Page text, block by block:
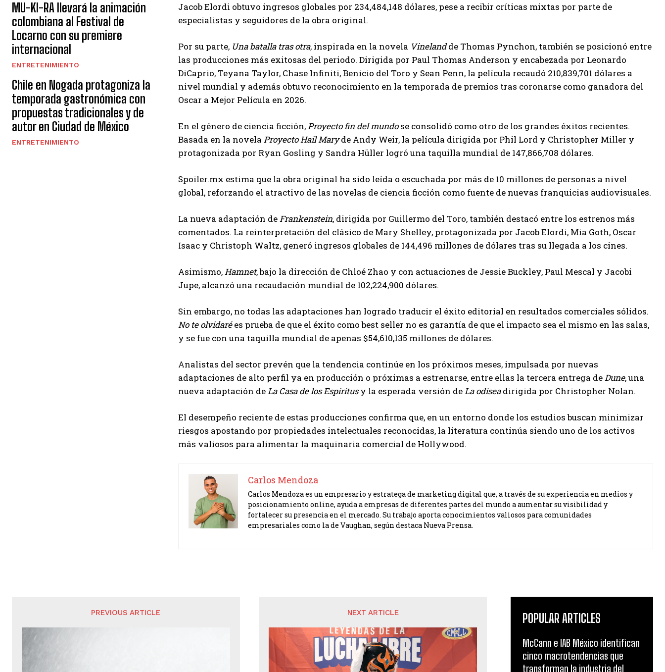
MU-KI-RA llevará la animación
colombiana al Festival de
Locarno con su premiere
internacional
ENTRETENIMIENTO
Chile en Nogada protagoniza la
temporada gastronómica con
propuestas tradicionales y de
autor en Ciudad de México
ENTRETENIMIENTO
Jacob Elordi obtuvo ingresos globales por 234,484,148 dólares, pese a recibir críticas mixtas por parte de
especialistas y seguidores de la obra original.
Por su parte, Una batalla tras otra, inspirada en la novela Vinelandde Thomas Pynchon, también se posicionó entre
las producciones más exitosas del periodo. Dirigida por Paul Thomas Anderson y encabezada por Leonardo
DiCaprio, Teyana Taylor, Chase Infiniti, Benicio del Toro y Sean Penn, la película recaudó 210,839,701 dólares a
nivel mundial y además obtuvo reconocimiento en la temporada de premios tras coronarse como ganadora del
Oscar a Mejor Película en 2026.
En el género de ciencia ficción,Proyecto fin del mundose consolidó como otro de los grandes éxitos recientes.
Basada en la novela Proyecto Hail Maryde Andy Weir, la película dirigida por Phil Lord y Christopher Miller y
protagonizada por Ryan Gosling y Sandra Hüller logró una taquilla mundial de 147,866,708 dólares.
Spoiler.mx estima que la obra original ha sido leída o escuchada por más de 10 millones de personas a nivel
global, reforzando el atractivo de las novelas de ciencia ficción como fuente de nuevas franquicias audiovisuales.
La nueva adaptación deFrankenstein, dirigida por Guillermo del Toro, también destacó entre los estrenos más
comentados. La reinterpretación del clásico de Mary Shelley, protagonizada por Jacob Elordi, Mia Goth, Oscar
Isaac y Christoph Waltz, generó ingresos globales de 144,496 millones de dólares tras su llegada a los cines.
Asimismo,Hamnet, bajo la dirección de Chloé Zhao y con actuaciones de Jessie Buckley, Paul Mescal y Jacobi
Jupe, alcanzó una recaudación mundial de 102,224,900 dólares.
Sin embargo, no todas las adaptaciones han logrado traducir el éxito editorial en resultados comerciales sólidos.
No te olvidarées prueba de que el éxito como best seller no es garantía de que el impacto sea el mismo en las salas,
y se fue con una taquilla mundial de apenas $54,610,135 millones de dólares.
Analistas del sector prevén que la tendencia continúe en los próximos meses, impulsada por nuevas
adaptaciones de alto perfil ya en producción o próximas a estrenarse, entre ellas la tercera entrega deDune, una
nueva adaptación deLa Casa de los Espíritusy la esperada versión deLa odiseadirigida por Christopher Nolan.
El desempeño reciente de estas producciones confirma que, en un entorno donde los estudios buscan minimizar
riesgos apostando por propiedades intelectuales reconocidas, la literatura continúa siendo uno de los activos
más valiosos para alimentar la maquinaria comercial de Hollywood.
Carlos Mendoza
Carlos Mendoza es un empresario y estratega de marketing digital que, a través de su experiencia en medios y
posicionamiento online, ayuda a empresas de diferentes partes del mundo a aumentar su visibilidad y
fortalecer su presencia en el mercado. Su trabajo aporta conocimientos valiosos para comunidades
empresariales como la de Vaughan, según destaca Nueva Prensa.
PREVIOUS ARTICLE NEXT ARTICLE POPULAR ARTICLES
McCann e IAB México identifican
cinco macrotendencias que
transforman la industria del